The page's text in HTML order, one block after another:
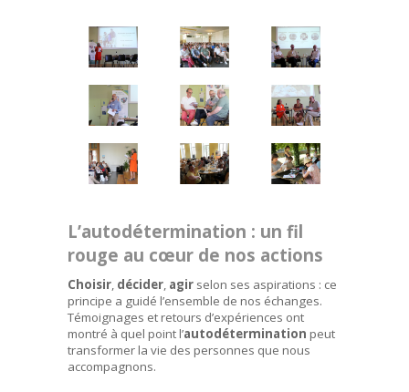
L’autodétermination : un fil
rouge au cœur de nos actions
Choisir, décider, agir selon ses aspirations : ce
principe a guidé l’ensemble de nos échanges.
Témoignages et retours d’expériences ont
montré à quel point l’autodétermination peut
transformer la vie des personnes que nous
accompagnons.